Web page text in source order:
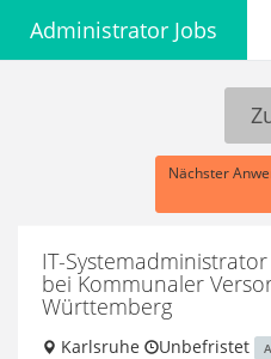
Administrator Jobs
Nächster
IT-
bei Kommunaler
Württemberg
Karlsruhe Unbefristet